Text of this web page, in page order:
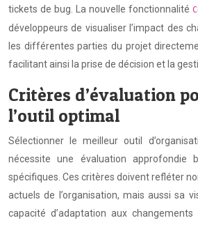
tickets de bug. La nouvelle fonctionnalité
développeurs de visualiser l’impact des
les différentes parties du projet
facilitant ainsi la prise de décision et la
Critères d’évaluation
l’outil optimal
Sélectionner le meilleur outil
nécessite une évaluation approfondie
spécifiques. Ces critères doivent refléter
actuels de l’organisation, mais aussi sa
capacité d’adaptation aux